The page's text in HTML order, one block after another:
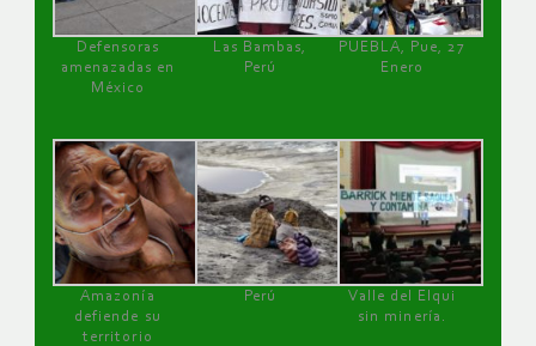
Defensoras
amenazadas en
México
Las Bambas,
Perú
PUEBLA, Pue, 27
Enero
Amazonía
defiende su
territorio
Perú
Valle del Elqui
sin minería.